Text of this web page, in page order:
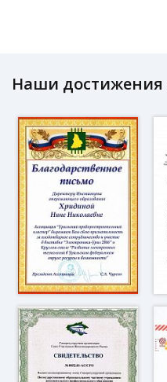
Наши достижения